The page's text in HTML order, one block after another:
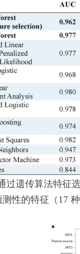
遗传算法特征
性的特征（17